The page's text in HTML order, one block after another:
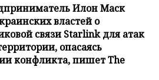
Илон Маск
властей о
связи Starlink для атак
опасаясь
конфликта, пишет The